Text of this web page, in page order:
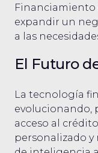
Financiamiento
expandir un
a las
El Futuro
La tecnología
evolucionando,
acceso al
personalizado y